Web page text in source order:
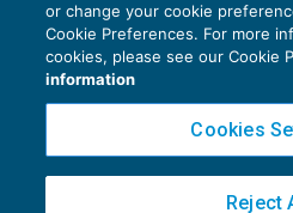
Privacy
Cookie
Copyright 2016 ©Gruppo
or change your cookie
Cookie Preferences. For more
cookies, please see our Cookie
information
Cookies
Reject